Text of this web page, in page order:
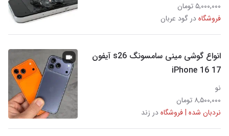
۵,۰۰۰,۰۰۰ تومان
فروشگاهدر گود عربان
انواع گوشی مینی سامسونگ s26 آیفون
iPhone 16 17
نو
۸,۵۰۰,۰۰۰ تومان
نردبان شده | فروشگاهدر زند